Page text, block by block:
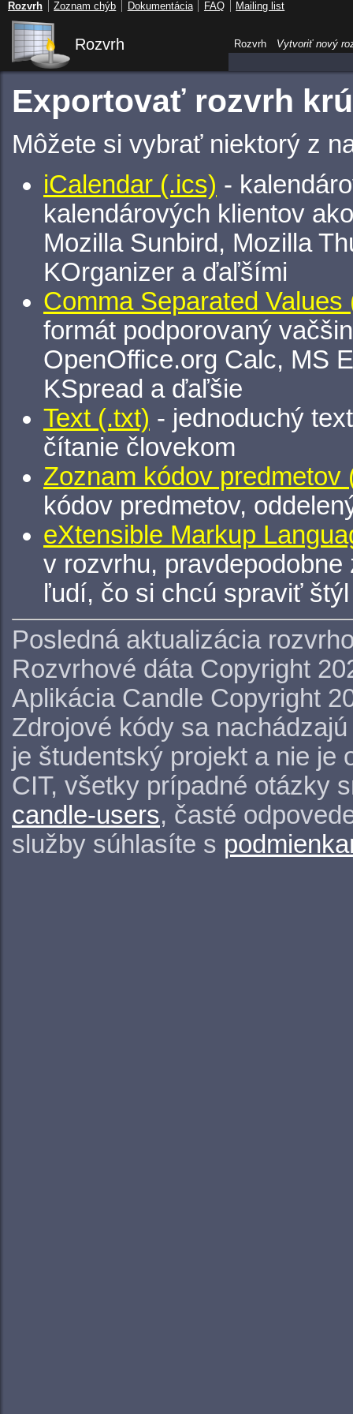
Rozvrh
Exportovať rozvrh
Môžete si vybrať niektorý z
iCalendar (.ics) -
kalendárových klientov
Mozilla Sunbird, Mozilla
KOrganizer a ďaľšími
Comma Separated Values
formát podporovaný
OpenOffice.org Calc, MS
KSpread a ďaľšie
Text (.txt) - jednoduchý
čítanie človekom
Zoznam kódov predmetov
kódov predmetov,
eXtensible Markup
v rozvrhu,
ľudí, čo si chcú spraviť
Posledná aktualizácia
Rozvrhové dáta Copyright
Aplikácia Candle Copyright
Zdrojové kódy sa
je študentský projekt a nie je
CIT, všetky prípadné otázky
candle-users, časté
služby súhlasíte s
Rozvrh Vytvoriť nový
Rozvrh Zoznam chýb Dokumentácia FAQ Mailing list